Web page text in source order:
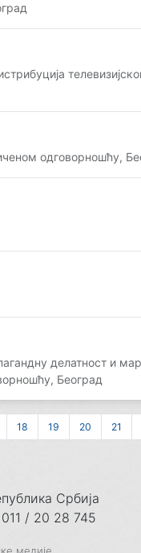
одговорношћу,
делатност и
Београд
18 19 20 21
Србија
011 / 20 28 745